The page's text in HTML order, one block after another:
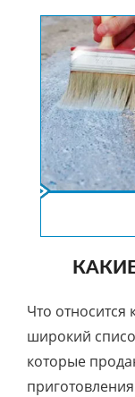
Что относится
широкий
которые